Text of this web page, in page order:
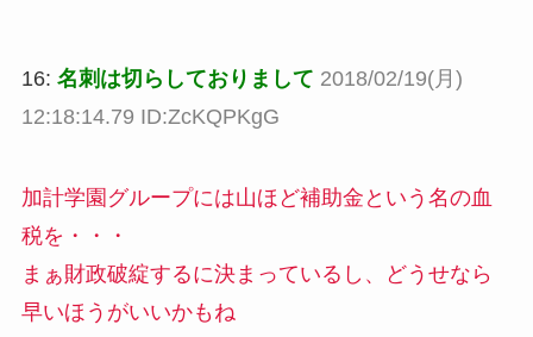
16: 名刺は切らしておりまして 2018/02/19(月)
12:18:14.79 ID:ZcKQPKgG
加計学園グループには山ほど補助金という名の血
税を・・・
まぁ財政破綻するに決まっているし、どうせなら
早いほうがいいかもね